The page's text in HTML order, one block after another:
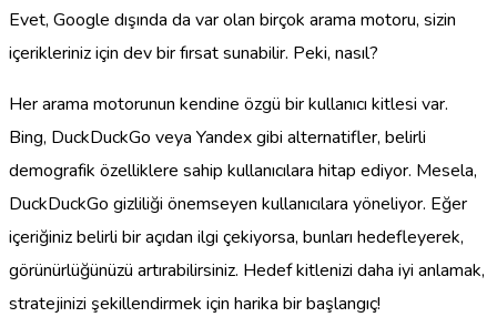
Evet, Google dışında da var olan birçok arama motoru, sizin
içerikleriniz için dev bir fırsat sunabilir. Peki, nasıl?
Her arama motorunun kendine özgü bir kullanıcı kitlesi var.
Bing, DuckDuckGo veya Yandex gibi alternatifler, belirli
demografik özelliklere sahip kullanıcılara hitap ediyor. Mesela,
DuckDuckGo gizliliği önemseyen kullanıcılara yöneliyor. Eğer
içeriğiniz belirli bir açıdan ilgi çekiyorsa, bunları hedefleyerek,
görünürlüğünüzü artırabilirsiniz. Hedef kitlenizi daha iyi anlamak,
stratejinizi şekillendirmek için harika bir başlangıç!